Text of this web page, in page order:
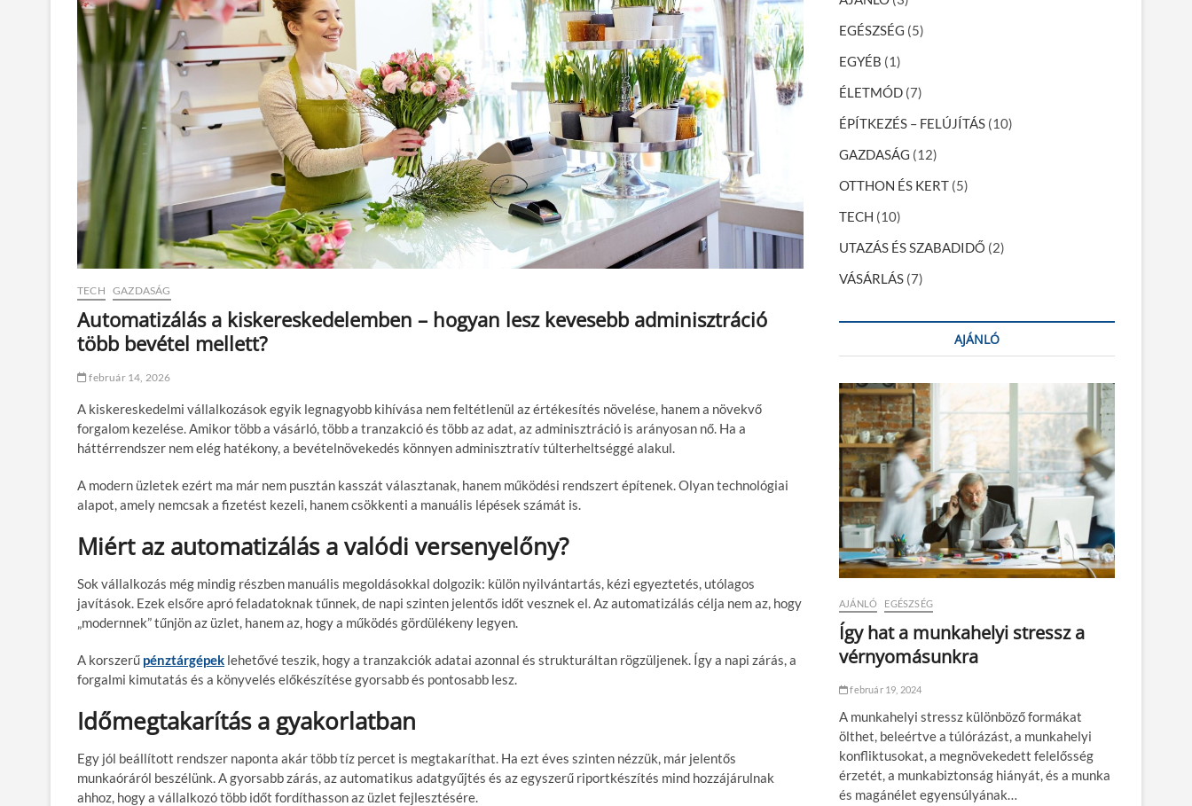
TECH GAZDASÁG
Automatizálás a kiskereskedelemben – hogyan lesz kevesebb adminisztráció
több bevétel mellett?
február 14, 2026
A kiskereskedelmi vállalkozások egyik legnagyobb kihívása nem feltétlenül az értékesítés növelése, hanem a növekvő
forgalom kezelése. Amikor több a vásárló, több a tranzakció és több az adat, az adminisztráció is arányosan nő. Ha a
háttérrendszer nem elég hatékony, a bevételnövekedés könnyen adminisztratív túlterheltséggé alakul.
A modern üzletek ezért ma már nem pusztán kasszát választanak, hanem működési rendszert építenek. Olyan technológiai
alapot, amely nemcsak a fizetést kezeli, hanem csökkenti a manuális lépések számát is.
Miért az automatizálás a valódi versenyelőny?
Sok vállalkozás még mindig részben manuális megoldásokkal dolgozik: külön nyilvántartás, kézi egyeztetés, utólagos
javítások. Ezek elsőre apró feladatoknak tűnnek, de napi szinten jelentős időt vesznek el. Az automatizálás célja nem az, hogy
„modernnek” tűnjön az üzlet, hanem az, hogy a működés gördülékeny legyen.
A korszerű pénztárgépek lehetővé teszik, hogy a tranzakciók adatai azonnal és strukturáltan rögzüljenek. Így a napi zárás, a
forgalmi kimutatás és a könyvelés előkészítése gyorsabb és pontosabb lesz.
Időmegtakarítás a gyakorlatban
Egy jól beállított rendszer naponta akár több tíz percet is megtakaríthat. Ha ezt éves szinten nézzük, már jelentős
munkaóráról beszélünk. A gyorsabb zárás, az automatikus adatgyűjtés és az egyszerű riportkészítés mind hozzájárulnak
ahhoz, hogy a vállalkozó több időt fordíthasson az üzlet fejlesztésére.
EGÉSZSÉG (5)
EGYÉB (1)
ÉLETMÓD (7)
ÉPÍTKEZÉS – FELÚJÍTÁS (10)
GAZDASÁG (12)
OTTHON ÉS KERT (5)
TECH (10)
UTAZÁS ÉS SZABADIDŐ (2)
VÁSÁRLÁS (7)
AJÁNLÓ
AJÁNLÓ EGÉSZSÉG
Így hat a munkahelyi stressz a
vérnyomásunkra
február 19, 2024
A munkahelyi stressz különböző formákat
ölthet, beleértve a túlórázást, a munkahelyi
konfliktusokat, a megnövekedett felelősség
érzetét, a munkabiztonság hiányát, és a munka
és magánélet egyensúlyának…